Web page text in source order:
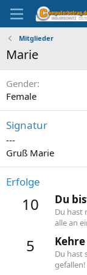
Mitglieder
Marie
Gender
Female
Signatur
---
Gruß Marie
Erfolge
10 Du
Du hast
alle an
5
Du hast
gefallen!